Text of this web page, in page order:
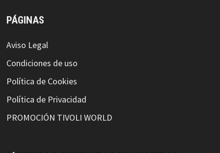
PÁGINAS
Aviso Legal
Condiciones de uso
Política de Cookies
Política de Privacidad
PROMOCIÓN TIVOLI WORLD